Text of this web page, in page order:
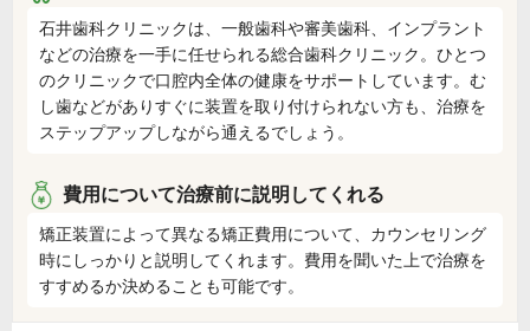
石井歯科クリニックは、一般歯科や審美歯科、インプラント
などの治療を一手に任せられる総合歯科クリニック。ひとつ
のクリニックで口腔内全体の健康をサポートしています。む
し歯などがありすぐに装置を取り付けられない方も、治療を
ステップアップしながら通えるでしょう。
費用について治療前に説明してくれる
矯正装置によって異なる矯正費用について、カウンセリング
時にしっかりと説明してくれます。費用を聞いた上で治療を
すすめるか決めることも可能です。